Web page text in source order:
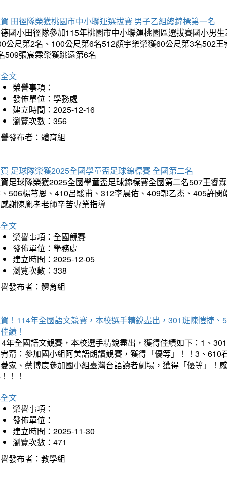
田徑隊榮獲桃園市中小聯運選拔賽 男子乙組總錦標第一名
國小田徑隊參加115年桃園市中小聯運桃園區選拔賽國小男
公尺第2名、100公尺第6名512顏宇樂榮獲60公尺第3名502
509張宸霖榮獲跳遠第6名
文
榮譽事項：
發佈單位：學務處
建立時間：2025-12-16
瀏覽次數：356
發布者：體育組
足球隊榮獲2025全國學童盃足球錦標賽 全國第二名
足球隊榮獲2025全國學童盃足球錦標賽全國第二名507王睿
506楊芎恩、410呂駿甫、312李晨佑、409郭乙杰、405許
謝陳胤孝老師辛苦專業指導
文
榮譽事項：全國競賽
發佈單位：學務處
建立時間：2025-12-05
瀏覽次數：338
發布者：體育組
！114年全國語文競賽，本校選手精銳盡出，301班陳愷捷
績！
年全國語文競賽，本校選手精銳盡出，獲得佳績如下：1、
甯：參加國小組阿美語朗讀競賽，獲得「優等」！！3、
家、蔡博宸參加國小組臺灣台語讀者劇場，獲得「優等」！
！！
文
榮譽事項：
發佈單位：
建立時間：2025-11-30
瀏覽次數：471
發布者：教學組